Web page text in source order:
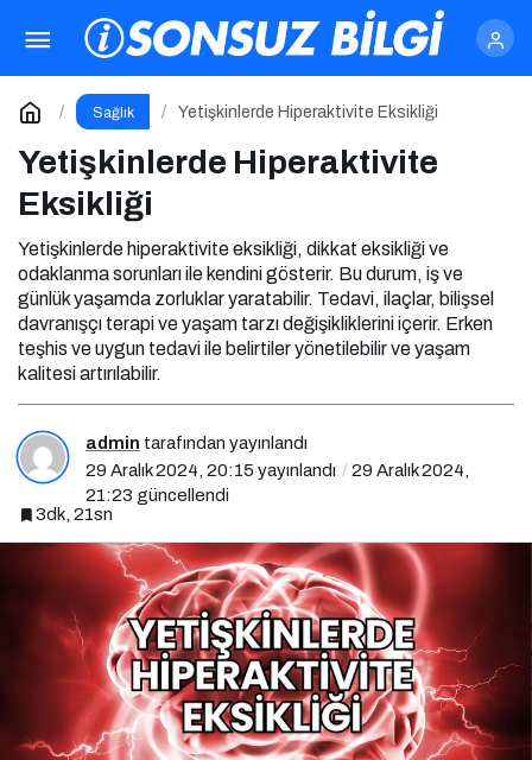
Sağlık Yetişkinlerde Hiperaktivite Eksikliği
Yetişkinlerde Hiperaktivite
Eksikliği
Yetişkinlerde hiperaktivite eksikliği, dikkat eksikliği ve
odaklanma sorunları ile kendini gösterir. Bu durum, iş ve
günlük yaşamda zorluklar yaratabilir. Tedavi, ilaçlar, bilişsel
davranışçı terapi ve yaşam tarzı değişikliklerini içerir. Erken
teşhis ve uygun tedavi ile belirtiler yönetilebilir ve yaşam
kalitesi artırılabilir.
admin tarafından yayınlandı
29 Aralık 2024, 20:15 yayınlandı
29 Aralık 2024,
21:23 güncellendi
3dk, 21sn
Yetişkinlerde Hiperaktivite Eksikliği
Yorum Yap